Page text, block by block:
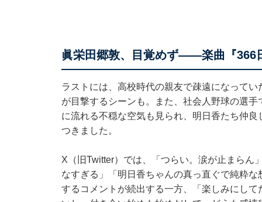
眞栄田郷敦、目覚めず――楽曲『366
ラストには、高校時代の親友で疎遠になって
が目撃するシーンも。また、社会人野球の選
に流れる不穏な空気も見られ、明日香たち仲
つきました。
X（旧Twitter）では、「つらい。涙が止まら
なすぎる」「明日香ちゃんの真っ直ぐで純粋
するコメントが続出する一方、「楽しみにし